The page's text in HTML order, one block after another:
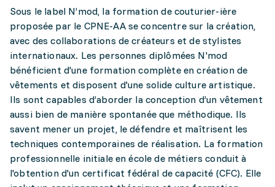
Sous le label N’mod, la formation de couturier-ière
proposée par le CPNE-AA se concentre sur la création,
avec des collaborations de créateurs et de stylistes
internationaux. Les personnes diplômées N'mod
bénéficient d'une formation complète en création de
vêtements et disposent d'une solide culture artistique.
Ils sont capables d’aborder la conception d’un vêtement
aussi bien de manière spontanée que méthodique. Ils
savent mener un projet, le défendre et maîtrisent les
techniques contemporaines de réalisation. La formation
professionnelle initiale en école de métiers conduit à
l'obtention d'un certificat fédéral de capacité (CFC). Elle